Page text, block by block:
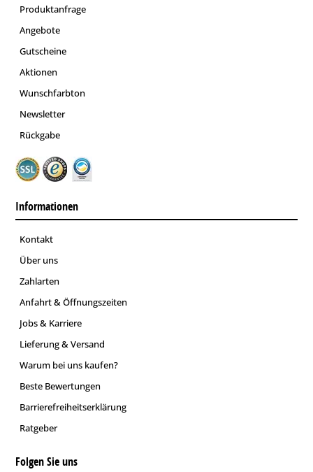
Produktanfrage
Angebote
Gutscheine
Aktionen
Wunschfarbton
Newsletter
Rückgabe
Informationen
Kontakt
Über uns
Zahlarten
Anfahrt & Öffnungszeiten
Jobs & Karriere
Lieferung & Versand
Warum bei uns kaufen?
Beste Bewertungen
Barrierefreiheitserklärung
Ratgeber
Folgen Sie uns